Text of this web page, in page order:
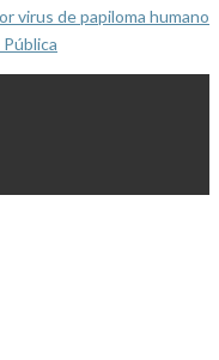
virus de papiloma humano